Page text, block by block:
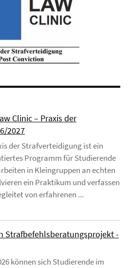
Clinic – Praxis der
2027
der Strafverteidigung ist ein
Programm für Studierende
in Kleingruppen an echten
ein Praktikum und verfassen
von erfahrenen ...
Strafbefehlsberatungsprojekt -
können sich Studierende im